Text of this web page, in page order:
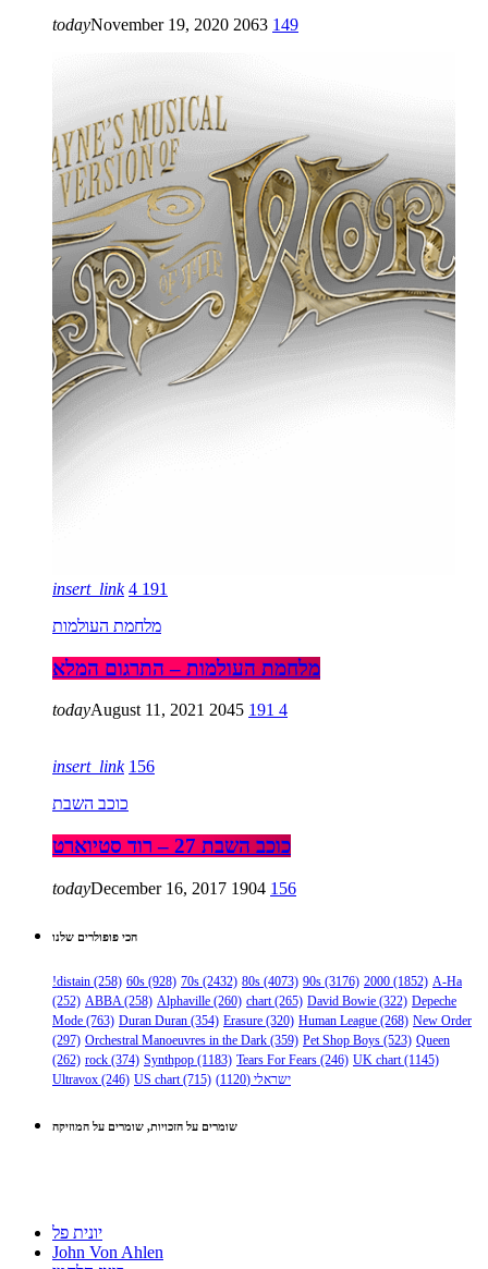
todayNovember 19, 2020 2063 149
insert_link 4 191
מלחמת העולמות
מלחמת העולמות – התרגום המלא
todayAugust 11, 2021 2045 191 4
insert_link 156
כוכב השבת
כוכב השבת 27 – רוד סטיוארט
todayDecember 16, 2017 1904 156
הכי פופולרים שלנו
!distain (258) 60s (928) 70s (2432) 80s (4073) 90s (3176) 2000 (1852) A-Ha
(252) ABBA (258) Alphaville (260) chart (265) David Bowie (322) Depeche
Mode (763) Duran Duran (354) Erasure (320) Human League (268) New Order
(297) Orchestral Manoeuvres in the Dark (359) Pet Shop Boys (523) Queen
(262) rock (374) Synthpop (1183) Tears For Fears (246) UK chart (1145)
Ultravox (246) US chart (715) ישראלי (1120)
שומרים על הזכויות, שומרים על המוזיקה
יונית פל
John Von Ahlen